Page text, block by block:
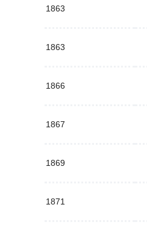
1863
1863
1866
1867
1869
1871